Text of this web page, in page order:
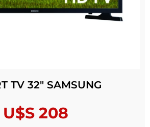
TV 32″ SAMSUNG
U$S 208